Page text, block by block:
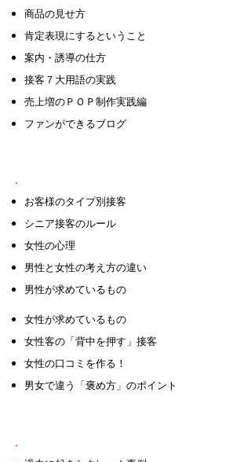
商品の見せ方
肯定表現にするということ
案内・誘導の仕方
接客７大用語の実践
売上増のＰＯＰ制作実践編
ファンができるブログ
お客様のタイプ別接客
シニア接客のルール
女性の心理
男性と女性の考え方の違い
男性が求めているもの
女性が求めているもの
女性客の「背中を押す」接客
女性の口コミを作る！
男女で違う「褒め方」のポイント